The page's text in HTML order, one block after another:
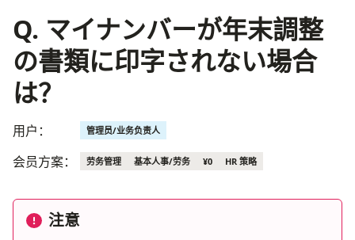
Q. マイナンバーが年末調整
の書類に印字されない場合
は？
用户： 管理员/业务负责人
会员方案： 劳务管理 基本人事/劳务 ¥0 HR 策略
注意